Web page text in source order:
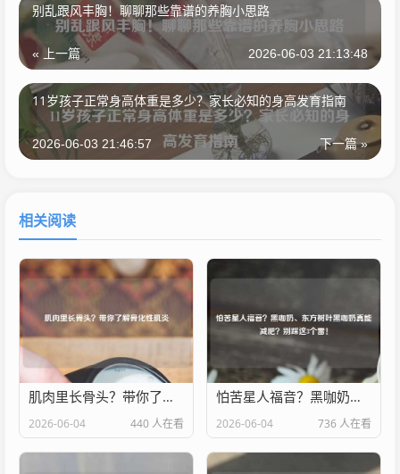
别乱跟风丰胸！聊聊那些靠谱的养胸小思路
« 上一篇 2026-06-03 21:13:48
11岁孩子正常身高体重是多少？家长必知的身高发育指南
下一篇 »
2026-06-03 21:46:57
相关阅读
肌肉里长骨头？带你了解骨化性肌炎
2026-06-04 440 人在看
怕苦星人福音？黑咖奶、东方树叶黑咖奶真能减肥？别踩这3个雷！
2026-06-04 736 人在看